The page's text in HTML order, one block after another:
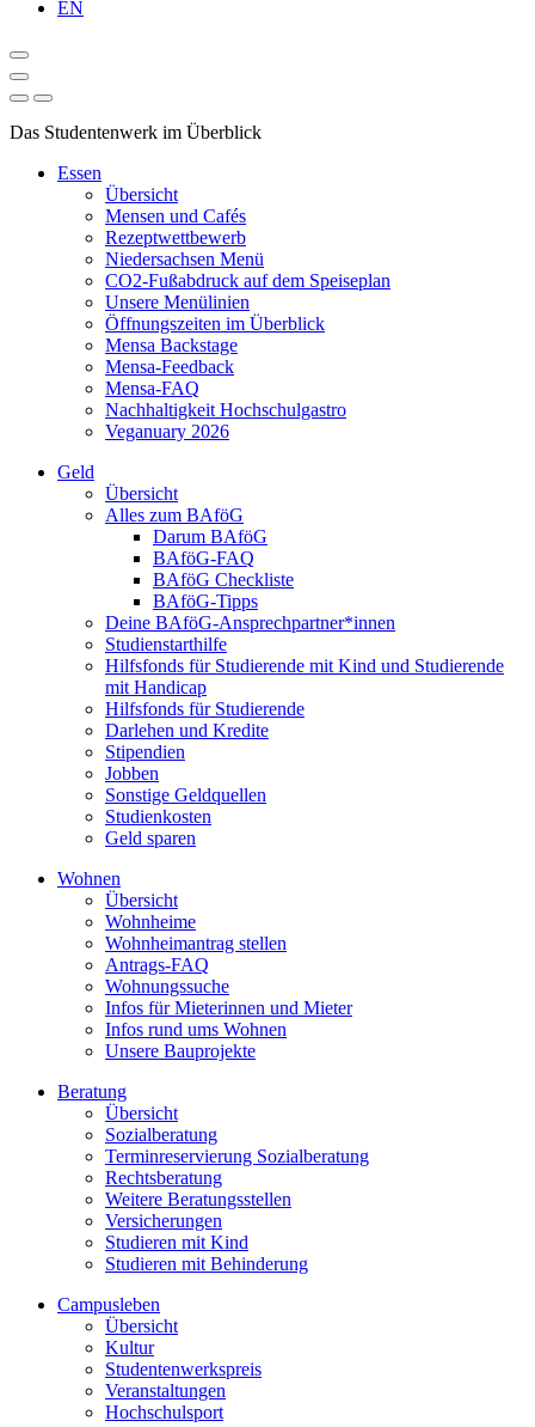
EN
Das Studentenwerk im Überblick
Essen
Übersicht
Mensen und Cafés
Rezeptwettbewerb
Niedersachsen Menü
CO2-Fußabdruck auf dem Speiseplan
Unsere Menülinien
Öffnungszeiten im Überblick
Mensa Backstage
Mensa-Feedback
Mensa-FAQ
Nachhaltigkeit Hochschulgastro
Veganuary 2026
Geld
Übersicht
Alles zum BAföG
Darum BAföG
BAföG-FAQ
BAföG Checkliste
BAföG-Tipps
Deine BAföG-Ansprechpartner*innen
Studienstarthilfe
Hilfsfonds für Studierende mit Kind und Studierende
mit Handicap
Hilfsfonds für Studierende
Darlehen und Kredite
Stipendien
Jobben
Sonstige Geldquellen
Studienkosten
Geld sparen
Wohnen
Übersicht
Wohnheime
Wohnheimantrag stellen
Antrags-FAQ
Wohnungssuche
Infos für Mieterinnen und Mieter
Infos rund ums Wohnen
Unsere Bauprojekte
Beratung
Übersicht
Sozialberatung
Terminreservierung Sozialberatung
Rechtsberatung
Weitere Beratungsstellen
Versicherungen
Studieren mit Kind
Studieren mit Behinderung
Campusleben
Übersicht
Kultur
Studentenwerkspreis
Veranstaltungen
Hochschulsport